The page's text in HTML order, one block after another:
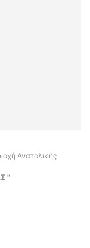
Ανατολικής
"